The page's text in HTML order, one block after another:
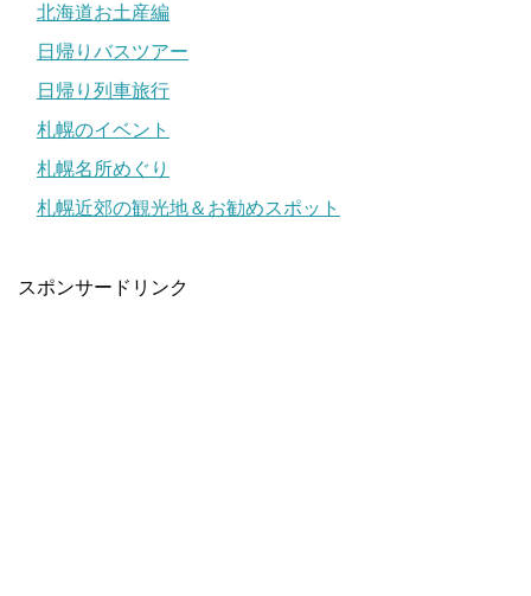
北海道お土産編
日帰りバスツアー
日帰り列車旅行
札幌のイベント
札幌名所めぐり
札幌近郊の観光地＆お勧めスポット
スポンサードリンク